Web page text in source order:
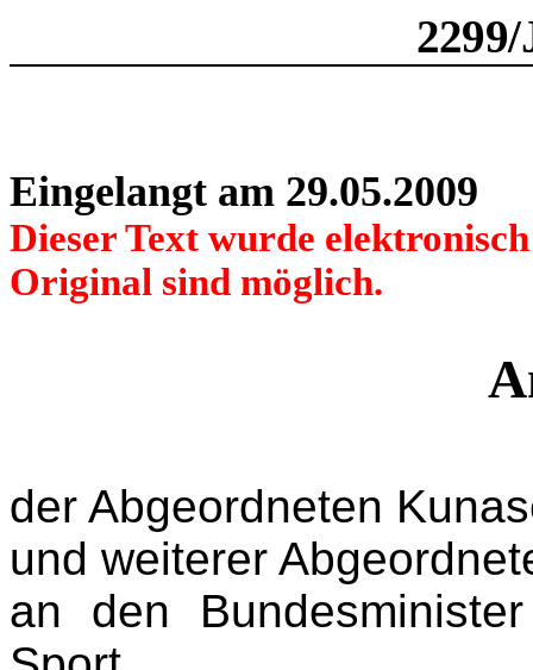
Eingelangt am 29.05.2009
Dieser Text wurde
Original sind möglich.
der Abgeordneten
und weiterer
an den